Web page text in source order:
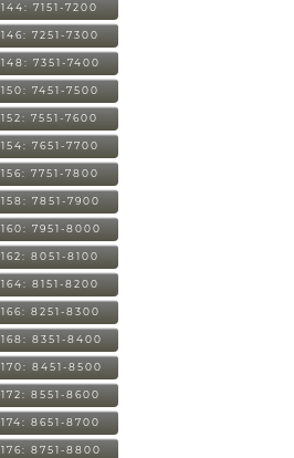
144: 7151-7200
146: 7251-7300
148: 7351-7400
150: 7451-7500
152: 7551-7600
154: 7651-7700
156: 7751-7800
158: 7851-7900
160: 7951-8000
162: 8051-8100
164: 8151-8200
166: 8251-8300
168: 8351-8400
170: 8451-8500
172: 8551-8600
174: 8651-8700
176: 8751-8800